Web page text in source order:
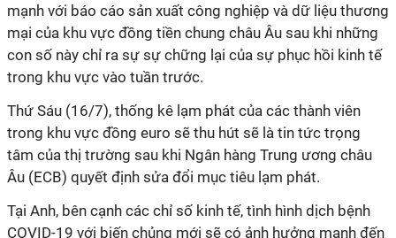
mạnh với báo cáo sản xuất công nghiệp và dữ liệu thương
mại của khu vực đồng tiền chung châu Âu sau khi những
con số này chỉ ra sự sự chững lại của sự phục hồi kinh tế
trong khu vực vào tuần trước.
Thứ Sáu (16/7), thống kê lạm phát của các thành viên
trong khu vực đồng euro sẽ thu hút sẽ là tin tức trọng
tâm của thị trường sau khi Ngân hàng Trung ương châu
Âu (ECB) quyết định sửa đổi mục tiêu lạm phát.
Tại Anh, bên cạnh các chỉ số kinh tế, tình hình dịch bệnh
COVID-19 với biến chủng mới sẽ có ảnh hưởng mạnh đến